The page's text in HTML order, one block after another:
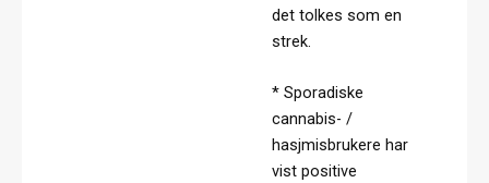
det tolkes som en
strek.
* Sporadiske
cannabis- /
hasjmisbrukere har
vist positive